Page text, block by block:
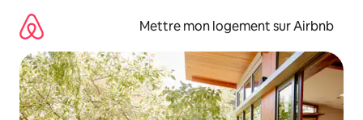
directement
contenu
Mettre mon logement sur Airbnb